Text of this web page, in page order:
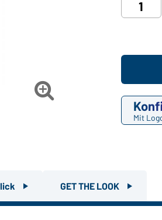

Mit
GET THE LOOK